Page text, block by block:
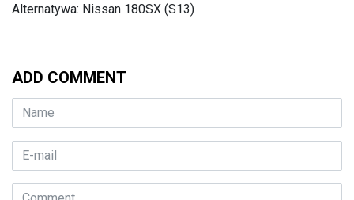
Alternatywa: Nissan 180SX (S13)
ADD COMMENT